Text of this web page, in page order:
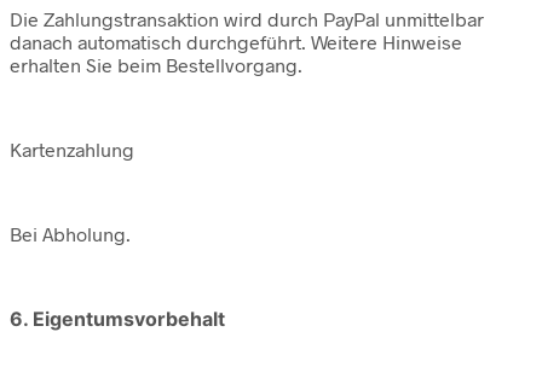
Die Zahlungstransaktion wird durch PayPal unmittelbar
danach automatisch durchgeführt. Weitere Hinweise
erhalten Sie beim Bestellvorgang.
Kartenzahlung
Bei Abholung.
6. Eigentumsvorbehalt